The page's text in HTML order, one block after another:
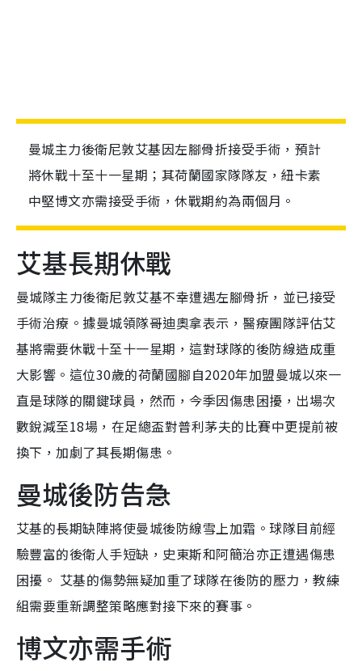
曼城主力後衛尼敦艾基因左腳骨折接受手術，預計
將休戰十至十一星期；其荷蘭國家隊隊友，紐卡素
中堅博文亦需接受手術，休戰期約為兩個月。
艾基長期休戰
曼城隊主力後衛尼敦艾基不幸遭遇左腳骨折，並已接受
手術治療。據曼城領隊哥迪奧拿表示，醫療團隊評估艾
基將需要休戰十至十一星期，這對球隊的後防線造成重
大影響。這位30歲的荷蘭國腳自2020年加盟曼城以來一
直是球隊的關鍵球員，然而，今季因傷患困擾，出場次
數銳減至18場，在足總盃對普利茅夫的比賽中更提前被
換下，加劇了其長期傷患。
曼城後防告急
艾基的長期缺陣將使曼城後防線雪上加霜。球隊目前經
驗豐富的後衛人手短缺，史東斯和阿簡治亦正遭遇傷患
困擾。 艾基的傷勢無疑加重了球隊在後防的壓力，教練
組需要重新調整策略應對接下來的賽事。
博文亦需手術